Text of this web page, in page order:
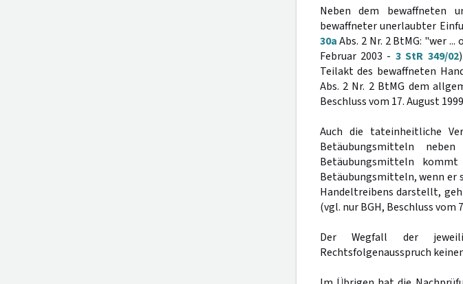
Neben dem bewaffneten
bewaffneter unerlaubter
30aAbs. 2 Nr. 2 BtMG: "wer
Februar 2003 - 3 StR 349/02
Teilakt des bewaffneten
Abs. 2 Nr. 2 BtMG dem
Beschluss vom 17. August
Auch die tateinheitliche
Betäubungsmitteln
Betäubungsmitteln
Betäubungsmitteln, wenn er
Handeltreibens darstellt,
(vgl. nur BGH, Beschluss vom
Der Wegfall der
Rechtsfolgenausspruch